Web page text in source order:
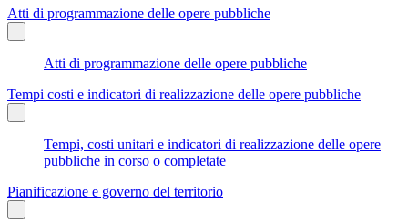
Atti di programmazione delle opere pubbliche
Atti di programmazione delle opere pubbliche
Tempi costi e indicatori di realizzazione delle opere pubbliche
Tempi, costi unitari e indicatori di realizzazione delle opere
pubbliche in corso o completate
Pianificazione e governo del territorio